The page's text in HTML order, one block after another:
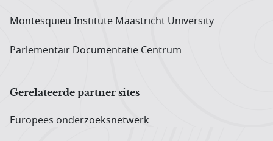
Montesquieu Institute Maastricht University
Parlementair Documentatie Centrum
Gerelateerde partner sites
Europees onderzoeks­netwerk